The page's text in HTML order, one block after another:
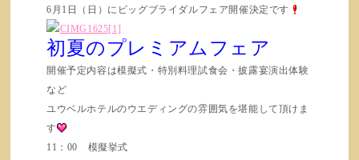
6月1日（日）にビッグブライダルフェア開催決定です
初夏のプレミアムフェア
開催予定内容は模擬式・特別料理試食会・披露宴演出体験
など
ユウベルホテルのウエディングの雰囲気を堪能して頂けま
す
11：00 模擬挙式